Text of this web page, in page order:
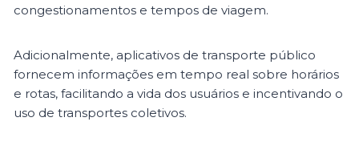
congestionamentos e tempos de viagem.
Adicionalmente, aplicativos de transporte público
fornecem informações em tempo real sobre horários
e rotas, facilitando a vida dos usuários e incentivando o
uso de transportes coletivos.